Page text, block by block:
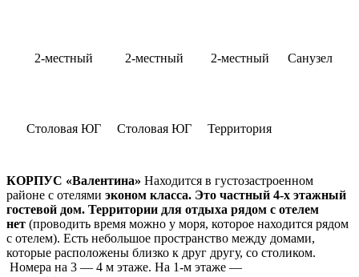
2-местный 2-местный 2-местный Санузел
Столовая ЮГ Столовая ЮГ Территория
КОРПУС «Валентина» Находится в густозастроенном
районе с отелями эконом класса. Это частный 4-х этажный
гостевой дом. Территории для отдыха рядом с отелем
нет (проводить время можно у моря, которое находится рядом
с отелем). Есть небольшое пространство между домами,
которые расположены близко к друг другу, со столиком.
Номера на 3 — 4 м этаже. На 1-м этаже —